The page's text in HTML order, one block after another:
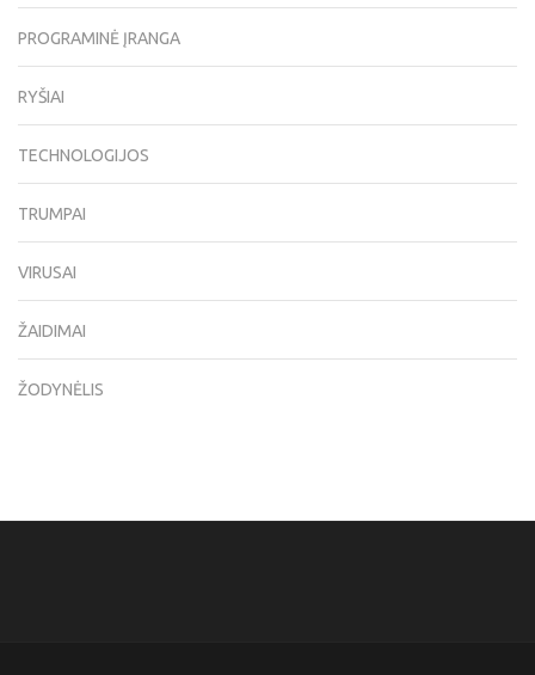
PROGRAMINĖ ĮRANGA
RYŠIAI
TECHNOLOGIJOS
TRUMPAI
VIRUSAI
ŽAIDIMAI
ŽODYNĖLIS